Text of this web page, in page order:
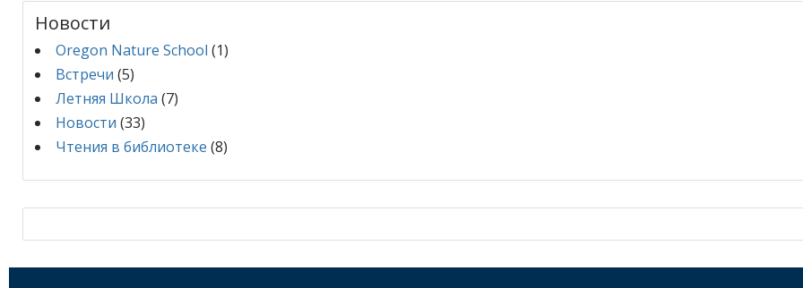
Новости
Oregon Nature School (1)
Встречи (5)
Летняя Школа (7)
Новости (33)
Чтения в библиотеке (8)